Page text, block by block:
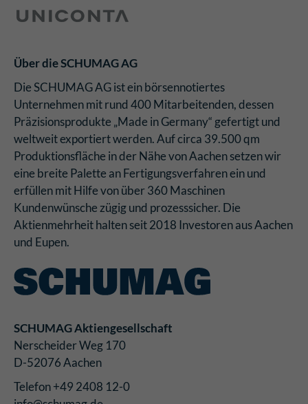
Über die SCHUMAG AG
Die SCHUMAG AG ist ein börsennotiertes
Unternehmen mit rund 400 Mitarbeitenden, dessen
Präzisionsprodukte „Made in Germany“ gefertigt und
weltweit exportiert werden. Auf circa 39.500 qm
Produktionsfläche in der Nähe von Aachen setzen wir
eine breite Palette an Fertigungsverfahren ein und
erfüllen mit Hilfe von über 360 Maschinen
Kundenwünsche zügig und prozesssicher. Die
Aktienmehrheit halten seit 2018 Investoren aus Aachen
und Eupen.
SCHUMAG Aktiengesellschaft
Nerscheider Weg 170
D-52076 Aachen
Telefon +49 2408 12-0